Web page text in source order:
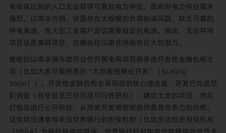
有很高比例的人口无法获得可靠的电力供应，政府对电力供应需求
强烈。以南非为例，该国存在大规模的负荷削减问题，缺乏可靠的
供电来源，而大型工业客户迫切需要稳定的电源。因此，无论并网
项目还是离网项目，在撒哈拉以南非洲都有巨大的潜力。
撒哈拉以南非洲与政府合作开展电网项目很多由开发性金融机构主
导（比如大家可能熟悉的“太阳能规模化开发”
（Scaling
Solar））。开发性金融机构主导项目的核心理念是：开发已完成尽
职调查（有些甚至已经完成可行性研究）、确定土地的项目，然后
打包后进行公开招标，从而使开发商能够提供最具竞争力的价格。
这类项目通常有来自世界银行的担保机制（比如 多边投资担保机构